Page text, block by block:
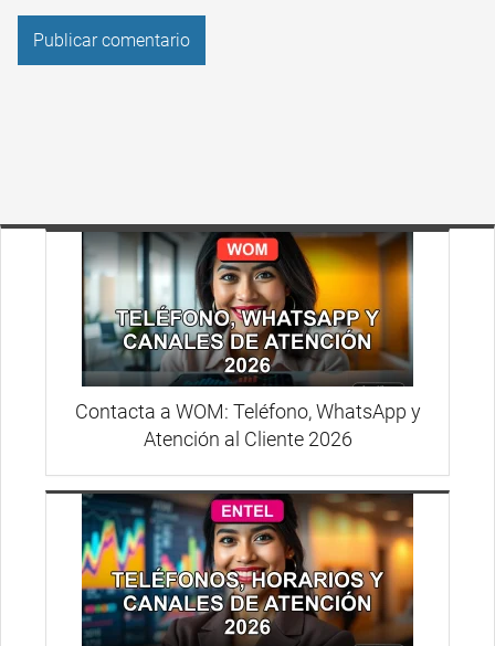
Contacta a WOM: Teléfono, WhatsApp y
Atención al Cliente 2026